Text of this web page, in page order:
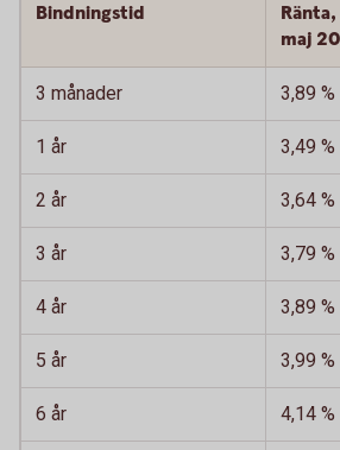
Bindningstid
maj
3 månader 3,89 %
1 år 3,49 %
2 år 3,64 %
3 år 3,79 %
4 år 3,89 %
5 år 3,99 %
6 år 4,14 %